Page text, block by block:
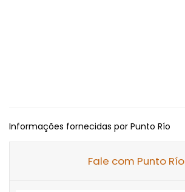
Informações fornecidas por Punto Río
Fale com Punto Río